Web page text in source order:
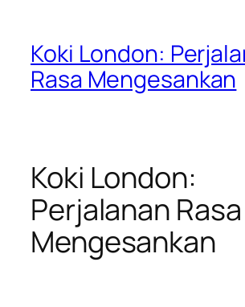
Koki London:
Rasa Mengesankan
Koki London:
Perjalanan Rasa
Mengesankan